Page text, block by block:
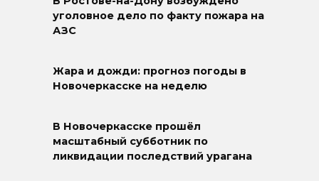
уголовное дело по факту пожара на
АЗС
Жара и дожди: прогноз погоды в
Новочеркасске на неделю
В Новочеркасске прошёл
масштабный субботник по
ликвидации последствий урагана